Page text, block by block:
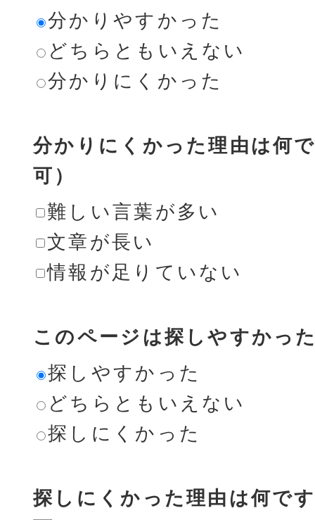
分かりやすかった
どちらともいえない
分かりにくかった
分かりにくかった理由は何
可）
難しい言葉が多い
文章が長い
情報が足りていない
このページは探しやすかっ
探しやすかった
どちらともいえない
探しにくかった
探しにくかった理由は何で